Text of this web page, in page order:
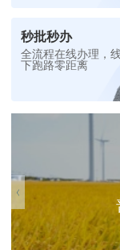
秒批秒办
全流程在线办理，
下跑路零距离